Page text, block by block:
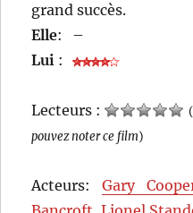
grand succès.
Elle:
–
Lui :
Lecteurs :
pouvez noter ce film)
Acteurs: Gary